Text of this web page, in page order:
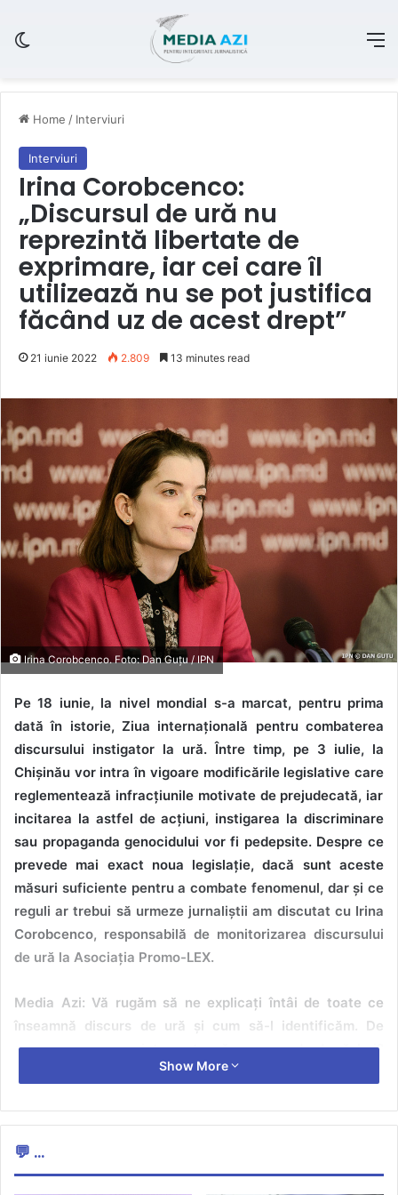
Home / Interviuri
Interviuri
Irina Corobcenco:
„Discursul de ură nu
reprezintă libertate de
exprimare, iar cei care îl
utilizează nu se pot justifica
făcând uz de acest drept”
21 iunie 2022 2.809 13 minutes read
Irina Corobcenco. Foto: Dan Guțu / IPN
Pe 18 iunie, la nivel mondial s-a marcat, pentru prima
dată în istorie, Ziua internațională pentru combaterea
discursului instigator la ură. Între timp, pe 3 iulie, la
Chișinău vor intra în vigoare modificările legislative care
reglementează infracțiunile motivate de prejudecată, iar
incitarea la astfel de acțiuni, instigarea la discriminare
sau propaganda genocidului vor fi pedepsite. Despre ce
prevede mai exact noua legislație, dacă sunt aceste
măsuri suficiente pentru a combate fenomenul, dar și ce
reguli ar trebui să urmeze jurnaliștii am discutat cu Irina
Corobcenco, responsabilă de monitorizarea discursului
de ură la Asociația Promo-LEX.
Media Azi: Vă rugăm să ne explicați întâi de toate ce
înseamnă discurs de ură și cum să-l identificăm. De
asemenea, cum se interpretează propaganda de război?
Și care este legătura dintre aceste concepte?
de exprimare — poate fi vorba de mesaj scris sau verbal,
Show More
💬 ...